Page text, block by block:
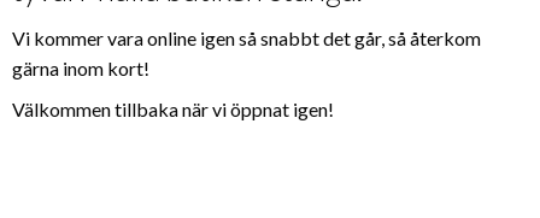
Vi kommer vara online igen så snabbt det går, så återkom
gärna inom kort!
Välkommen tillbaka när vi öppnat igen!